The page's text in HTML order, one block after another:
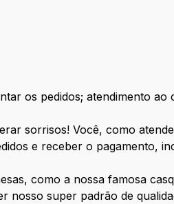
os pedidos; atendimento ao
sorrisos! Você, como
e receber o pagamento,
como a nossa famosa
nosso super padrão de